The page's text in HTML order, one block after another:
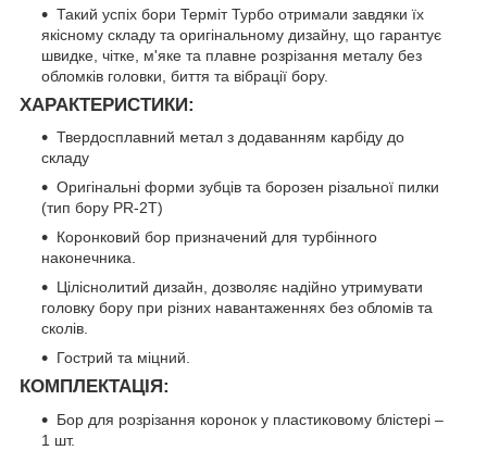
Такий успіх бори Терміт Турбо отримали завдяки їх
якісному складу та оригінальному дизайну, що гарантує
швидке, чітке, м'яке та плавне розрізання металу без
обломків головки, биття та вібрації бору.
ХАРАКТЕРИСТИКИ:
Твердосплавний метал з додаванням карбіду до
складу
Оригінальні форми зубців та борозен різальної пилки
(тип бору PR-2T)
Коронковий бор призначений для турбінного
наконечника.
Ціліснолитий дизайн, дозволяє надійно утримувати
головку бору при різних навантаженнях без обломів та
сколів.
Гострий та міцний.
КОМПЛЕКТАЦІЯ:
Бор для розрізання коронок у пластиковому блістері –
1 шт.